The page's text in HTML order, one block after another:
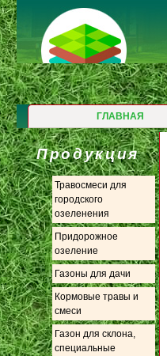
ГЛАВНАЯ
Продукция
Травосмеси для
городского
озеленения
Придорожное
озеление
Газоны для дачи
Кормовые травы и
смеси
Газон для склона,
специальные